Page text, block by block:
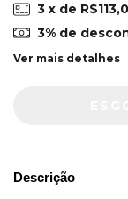
3 x de
3% de
Ver mais detalhes
Descrição